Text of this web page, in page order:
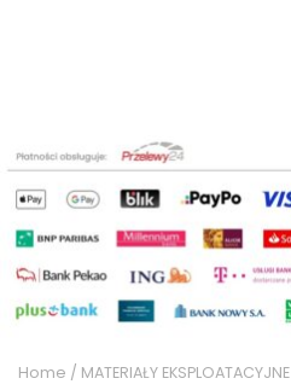
Home / MATERIAŁY EKSPLOATACYJNE